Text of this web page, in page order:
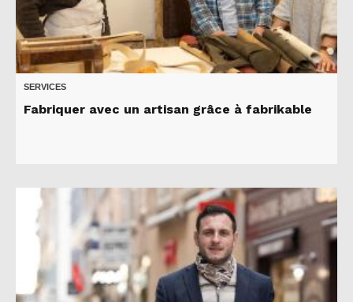
SERVICES
Fabriquer avec un artisan grâce à fabrikable